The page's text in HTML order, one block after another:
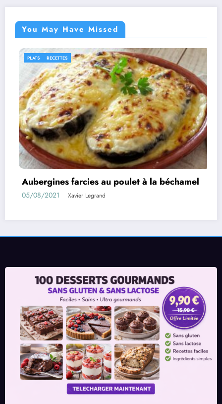
You May Have Missed
au poulet à la béchamel
Legrand
IDÉES RECETTES
Rouleaux